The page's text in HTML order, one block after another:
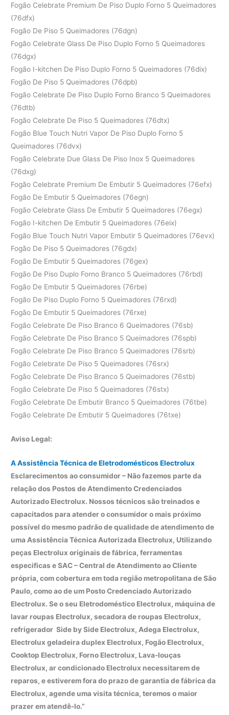
Fogão Celebrate Premium De Piso Duplo Forno 5 Queimadores
(76dfx)
Fogão De Piso 5 Queimadores (76dgn)
Fogão Celebrate Glass De Piso Duplo Forno 5 Queimadores
(76dgx)
Fogão I-kitchen De Piso Duplo Forno 5 Queimadores (76dix)
Fogão De Piso 5 Queimadores (76dpb)
Fogão Celebrate De Piso Duplo Forno Branco 5 Queimadores
(76dtb)
Fogão Celebrate De Piso 5 Queimadores (76dtx)
Fogão Blue Touch Nutri Vapor De Piso Duplo Forno 5
Queimadores (76dvx)
Fogão Celebrate Due Glass De Piso Inox 5 Queimadores
(76dxg)
Fogão Celebrate Premium De Embutir 5 Queimadores (76efx)
Fogão De Embutir 5 Queimadores (76egn)
Fogão Celebrate Glass De Embutir 5 Queimadores (76egx)
Fogão I-kitchen De Embutir 5 Queimadores (76eix)
Fogão Blue Touch Nutri Vapor Embutir 5 Queimadores (76evx)
Fogão De Piso 5 Queimadores (76gdx)
Fogão De Embutir 5 Queimadores (76gex)
Fogão De Piso Duplo Forno Branco 5 Queimadores (76rbd)
Fogão De Embutir 5 Queimadores (76rbe)
Fogão De Piso Duplo Forno 5 Queimadores (76rxd)
Fogão De Embutir 5 Queimadores (76rxe)
Fogão Celebrate De Piso Branco 6 Queimadores (76sb)
Fogão Celebrate De Piso Branco 5 Queimadores (76spb)
Fogão Celebrate De Piso Branco 5 Queimadores (76srb)
Fogão Celebrate De Piso 5 Queimadores (76srx)
Fogão Celebrate De Piso Branco 5 Queimadores (76stb)
Fogão Celebrate De Piso 5 Queimadores (76stx)
Fogão Celebrate De Embutir Branco 5 Queimadores (76tbe)
Fogão Celebrate De Embutir 5 Queimadores (76txe)
Aviso Legal:
A Assistência Técnica de Eletrodomésticos Electrolux
Esclarecimentos ao consumidor – Não fazemos parte da
relação dos Postos de Atendimento Credenciados
Autorizado Electrolux. Nossos técnicos são treinados e
capacitados para atender o consumidor o mais próximo
possível do mesmo padrão de qualidade de atendimento de
uma Assistência Técnica Autorizada Electrolux, Utilizando
peças Electrolux originais de fábrica, ferramentas
especificas e SAC – Central de Atendimento ao Cliente
própria, com cobertura em toda região metropolitana de São
Paulo, como ao de um Posto Credenciado Autorizado
Electrolux. Se o seu Eletrodoméstico Electrolux, máquina de
lavar roupas Electrolux, secadora de roupas Electrolux,
refrigerador Side by Side Electrolux, Adega Electrolux,
Electrolux geladeira duplex Electrolux, Fogão Electrolux,
Cooktop Electrolux, Forno Electrolux, Lava-louças
Electrolux, ar condicionado Electrolux necessitarem de
reparos, e estiverem fora do prazo de garantia de fábrica da
Electrolux, agende uma visita técnica, teremos o maior
prazer em atendê-lo.”